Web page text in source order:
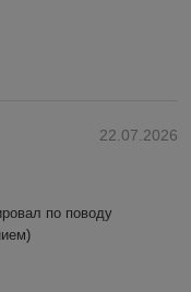
22.07.2026
по поводу